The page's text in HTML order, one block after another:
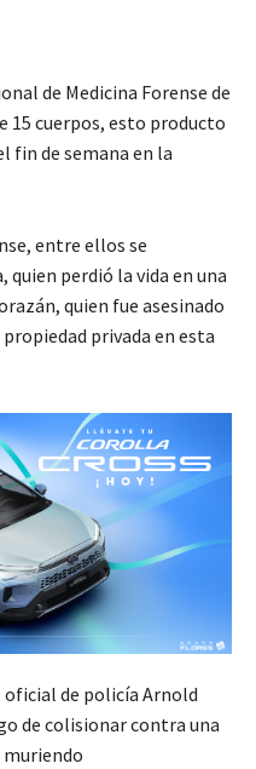
de Medicina Forense de
15 cuerpos, esto producto
fin de semana en la
entre ellos se
quien perdió la vida en una
quien fue asesinado
privada en esta
de policía Arnold
de colisionar contra una